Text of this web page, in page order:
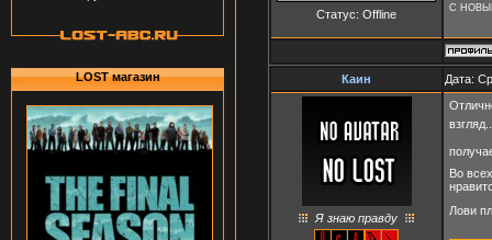
LOST магазин
Статус: Offline
С
Каин Дата:
Я знаю правду
Во
Лови